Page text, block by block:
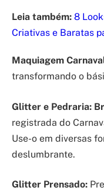
Leia também: 8
Criativas e Baratas
Maquiagem
transformando o
Glitter e Pedraria:
registrada do
Use-o em diversas
deslumbrante.
Glitter Prensado: